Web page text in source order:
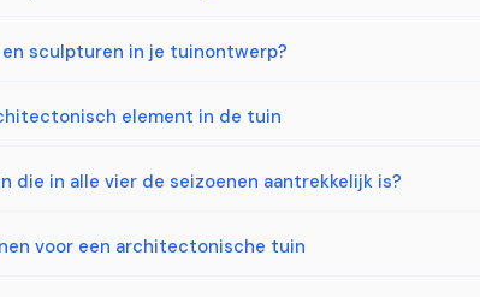
sculpturen in je tuinontwerp?
element in de tuin
die in alle vier de seizoenen aantrekkelijk is?
voor een architectonische tuin